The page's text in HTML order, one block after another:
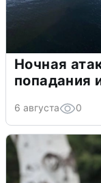
Ночная
попадания
6 августа 0